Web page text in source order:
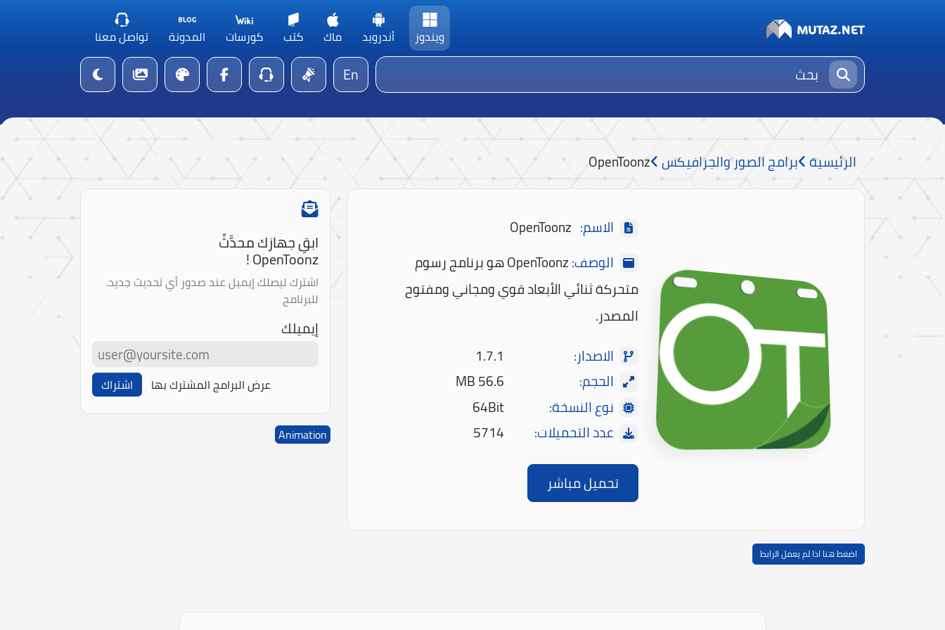
ويندوز أندرويد ماك كتب كورسات المدونة تواصل معنا
En
الرئيسية برامج الصور والجرافيكس OpenToonz
الاسم: OpenToonz
الوصف:
OpenToonz هو برنامج رسوم
متحركة ثنائي الأبعاد قوي ومجاني ومفتوح
المصدر.
الاصدار:
1.7.1
الحجم:
56.6 MB
نوع النسخة:
64Bit
عدد التحميلات:
5714
تحميل مباشر
اضغط هنا اذا لم يعمل الرابط
ابقِ جهازك محدَّثً
OpenToonz !
اشترك ليصلك إيميل عند صدور أي تحديث جديد.
للبرنامج
إيميلك
عرض البرامج المشترك بها اشتراك
Animation